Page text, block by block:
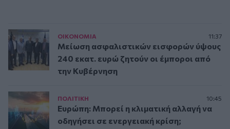
ΟΙΚΟΝΟΜΙΑ 11:37
Μείωση ασφαλιστικών εισφορών ύψους
240 εκατ. ευρώ ζητούν οι έμποροι από
την Κυβέρνηση
ΠΟΛΙΤΙΚΗ 10:45
Ευρώπη: Μπορεί η κλιματική αλλαγή να
οδηγήσει σε ενεργειακή κρίση;